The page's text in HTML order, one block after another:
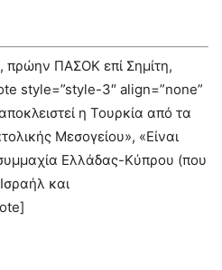
πρώην ΠΑΣΟΚ επί Σημίτη,
style=”style-3″ align=”none”
η Τουρκία από τα
Μεσογείου», «Είναι
Ελλάδας-Κύπρου (που
και